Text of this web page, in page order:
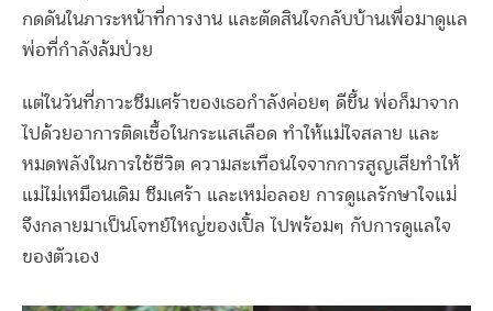
กดดันในภาระหน้าที่การงาน และตัดสินใจกลับบ้านเพื่อมาดูแล
พ่อที่กำลังล้มป่วย
แต่ในวันที่ภาวะซึมเศร้าของเธอกำลังค่อยๆ ดีขึ้น พ่อก็มาจาก
ไปด้วยอาการติดเชื้อในกระแสเลือด ทำให้แม่ใจสลาย และ
หมดพลังในการใช้ชีวิต ความสะเทือนใจจากการสูญเสียทำให้
แม่ไม่เหมือนเดิม ซึมเศร้า และเหม่อลอย การดูแลรักษาใจแม่
จึงกลายมาเป็นโจทย์ใหญ่ของเปิ้ล ไปพร้อมๆ กับการดูแลใจ
ของตัวเอง